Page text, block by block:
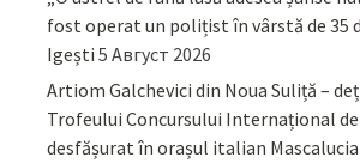
fost operat un polițist în vârstă de 35
Igești 5 Август 2026
Artiom Galchevici din Noua Suliță –
Trofeului Concursului Internațional
desfășurat în orașul italian Mascalucia